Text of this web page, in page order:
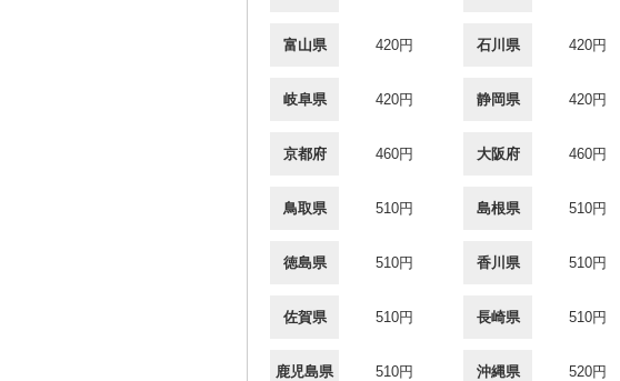
富山県 420円 石川県 420円
岐阜県 420円 静岡県 420円
京都府 460円 大阪府 460円
鳥取県 510円 島根県 510円
徳島県 510円 香川県 510円
佐賀県 510円 長崎県 510円
鹿児島県 510円 沖縄県 520円